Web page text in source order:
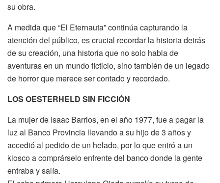
su obra.
A medida que “El Eternauta” continúa capturando la
atención del público, es crucial recordar la historia detrás
de su creación, una historia que no solo habla de
aventuras en un mundo ficticio, sino también de un legado
de horror que merece ser contado y recordado.
LOS OESTERHELD SIN FICCIÓN
La mujer de Isaac Barrios, en el año 1977, fue a pagar la
luz al Banco Provincia llevando a su hijo de 3 años y
accedió al pedido de un helado, por lo que entró a un
kiosco a comprárselo enfrente del banco donde la gente
entraba y salía.